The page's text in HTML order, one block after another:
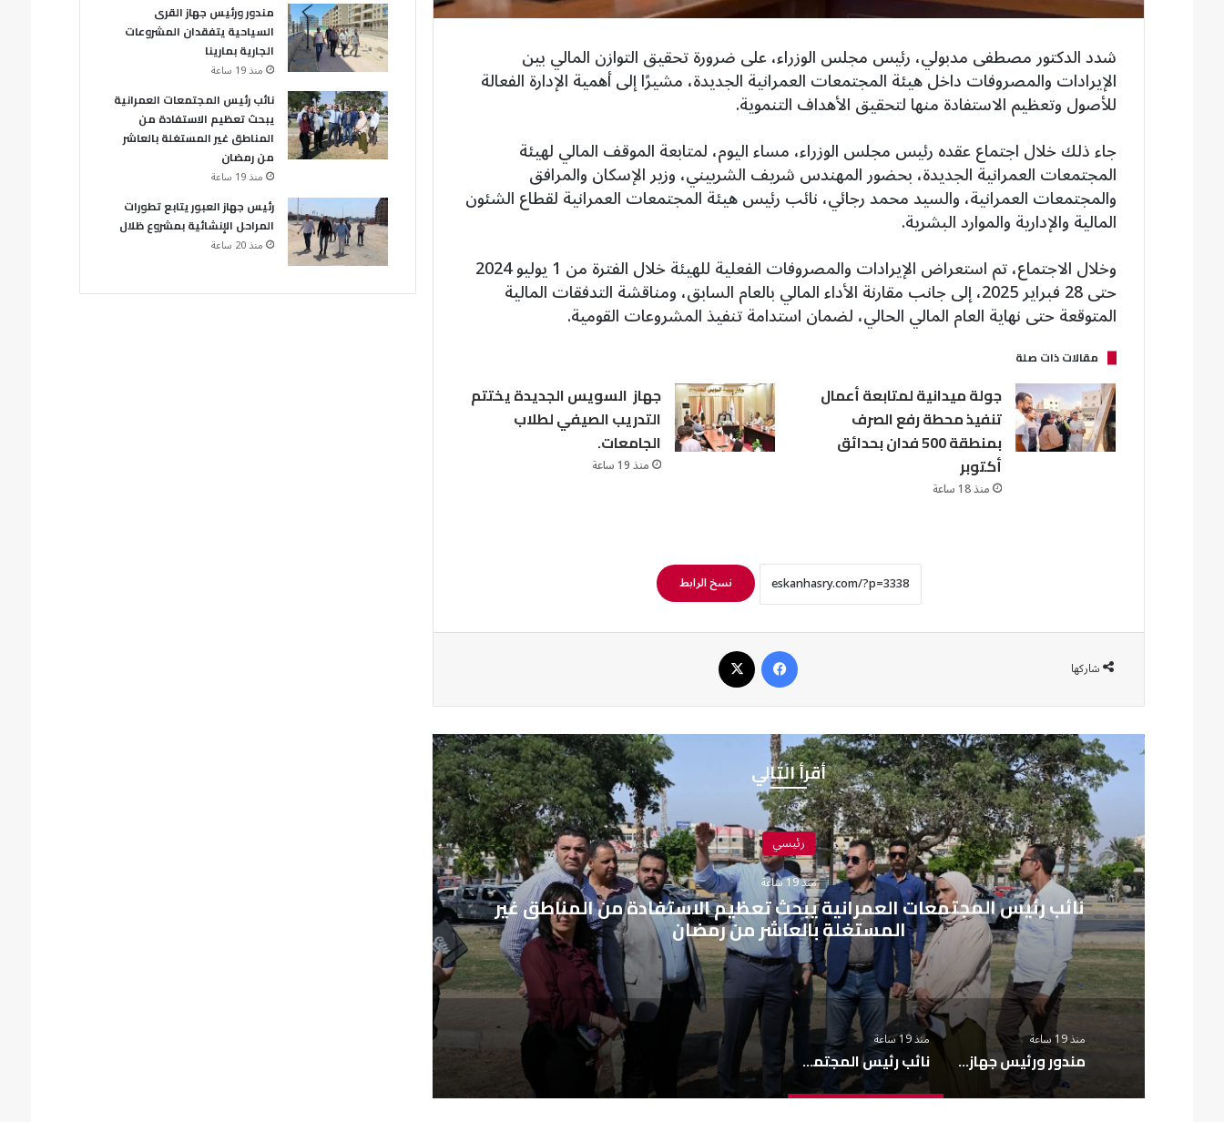
شدد الدكتور مصطفى مدبولي، رئيس مجلس الوزراء، على ضرورة تحقيق التوازن المالي بين
الإيرادات والمصروفات داخل هيئة المجتمعات العمرانية الجديدة، مشيرًا إلى أهمية الإدارة الفعالة
للأصول وتعظيم الاستفادة منها لتحقيق الأهداف التنموية.
جاء ذلك خلال اجتماع عقده رئيس مجلس الوزراء، مساء اليوم، لمتابعة الموقف المالي لهيئة
المجتمعات العمرانية الجديدة، بحضور المهندس شريف الشربيني، وزير الإسكان والمرافق
والمجتمعات العمرانية، والسيد محمد رجائي، نائب رئيس هيئة المجتمعات العمرانية لقطاع الشئون
المالية والإدارية والموارد البشرية.
وخلال الاجتماع، تم استعراض الإيرادات والمصروفات الفعلية للهيئة خلال الفترة من 1 يوليو 2024
حتى 28 فبراير 2025، إلى جانب مقارنة الأداء المالي بالعام السابق، ومناقشة التدفقات المالية
المتوقعة حتى نهاية العام المالي الحالي، لضمان استدامة تنفيذ المشروعات القومية.
مقالات ذات صلة
جولة ميدانية لمتابعة أعمال
تنفيذ محطة رفع الصرف
بمنطقة 500 فدان بحدائق
أكتوبر
منذ 18 ساعة
جهاز السويس الجديدة يختتم
التدريب الصيفي لطلاب
الجامعات.
منذ 19 ساعة
نسخ الرابط
شاركها
أقرأ التالي
رئيسي
منذ 19 ساعة
نائب رئيس المجتمعات العمرانية يبحث تعظيم الاستفادة من المناطق غير
المستغلة بالعاشر من رمضان
منذ 19 ساعة
مندور ورئيس جهاز القرى السياحية يتفقدان المشروعات الجارية بمارينا
منذ 19 ساعة
نائب رئيس المجتمعات العمرانية يبحث تعظيم الاستفادة من المناطق غير المستغلة بالعاشر من رمضان
مندور ورئيس جهاز القرى
السياحية يتفقدان المشروعات
الجارية بمارينا
منذ 19 ساعة
نائب رئيس المجتمعات العمرانية
يبحث تعظيم الاستفادة من
المناطق غير المستغلة بالعاشر
من رمضان
منذ 19 ساعة
رئيس جهاز العبور يتابع تطورات
المراحل الإنشائية بمشروع ظلال
منذ 20 ساعة